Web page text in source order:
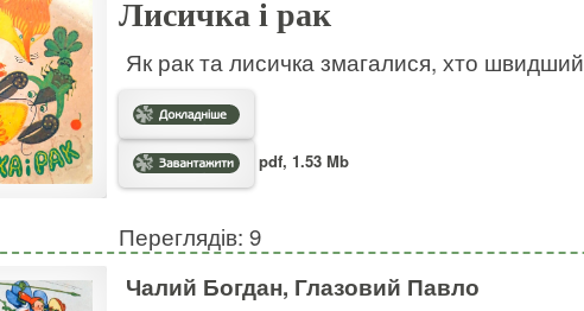
Лисичка і рак
Як рак та лисичка змагалися, хто швидший
pdf, 1.53 Mb
Переглядів: 9
Чалий Богдан, Глазовий Павло